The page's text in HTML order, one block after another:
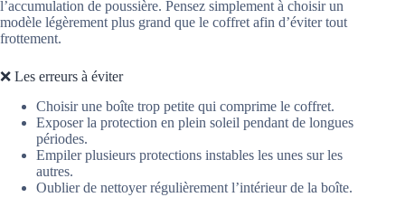
l’accumulation de poussière. Pensez simplement à choisir un
modèle légèrement plus grand que le coffret afin d’éviter tout
frottement.
❌ Les erreurs à éviter
Choisir une boîte trop petite qui comprime le coffret.
Exposer la protection en plein soleil pendant de longues
périodes.
Empiler plusieurs protections instables les unes sur les
autres.
Oublier de nettoyer régulièrement l’intérieur de la boîte.